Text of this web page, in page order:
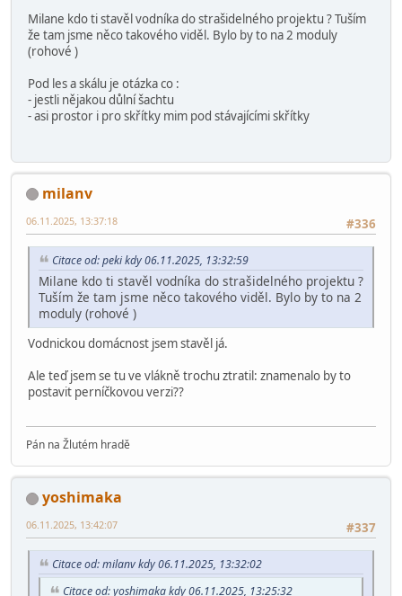
Milane kdo ti stavěl vodníka do strašidelného projektu ? Tuším
že tam jsme něco takového viděl. Bylo by to na 2 moduly
(rohové )
Pod les a skálu je otázka co :
- jestli nějakou důlní šachtu
- asi prostor i pro skřítky mim pod stávajícími skřítky
milanv
#336
06.11.2025, 13:37:18
Citace od: peki kdy 06.11.2025, 13:32:59
Milane kdo ti stavěl vodníka do strašidelného projektu ?
Tuším že tam jsme něco takového viděl. Bylo by to na 2
moduly (rohové )
Vodnickou domácnost jsem stavěl já.
Ale teď jsem se tu ve vlákně trochu ztratil: znamenalo by to
postavit perníčkovou verzi??
Pán na Žlutém hradě
yoshimaka
#337
06.11.2025, 13:42:07
Citace od: milanv kdy 06.11.2025, 13:32:02
Citace od: yoshimaka kdy 06.11.2025, 13:25:32